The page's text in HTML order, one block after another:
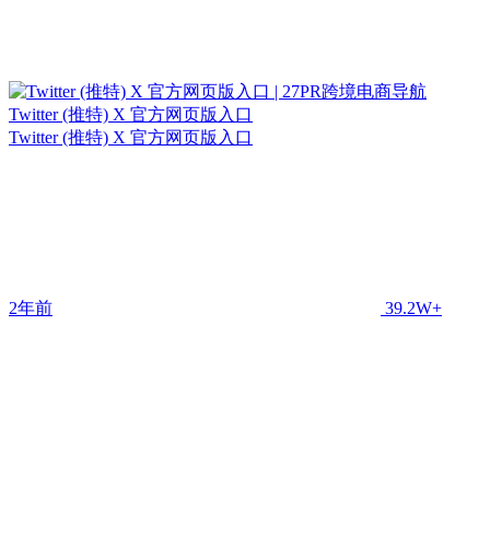
Twitter (推特) X 官方网页版入口
Twitter (推特) X 官方网页版入口
2年前 39.2W+